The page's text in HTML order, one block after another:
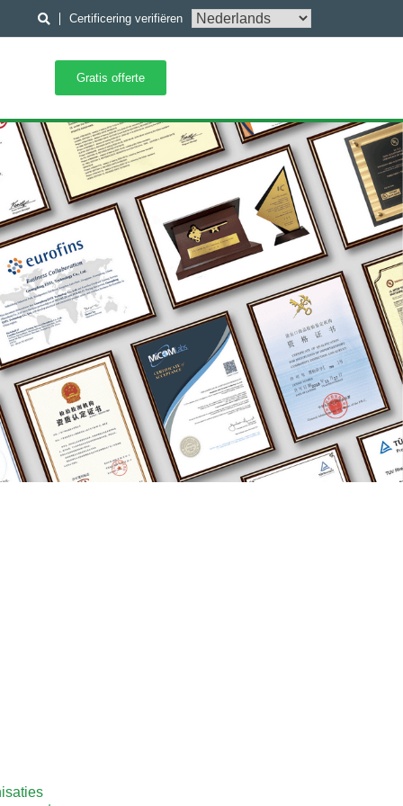
Certificering verifiëren
Gratis offerte